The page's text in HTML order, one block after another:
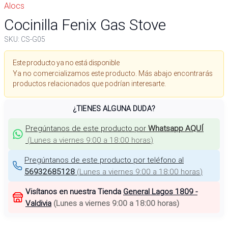
Alocs
Cocinilla Fenix Gas Stove
SKU: CS-G05
Este producto ya no está disponible
Ya no comercializamos este producto. Más abajo encontrarás
productos relacionados que podrían interesarte.
¿TIENES ALGUNA DUDA?
Pregúntanos de este producto por Whatsapp AQUÍ
(Lunes a viernes 9:00 a 18:00 horas)
Pregúntanos de este producto por teléfono al
56932685128 (Lunes a viernes 9:00 a 18:00 horas)
Visítanos en nuestra Tienda General Lagos 1809 -
Valdivia (Lunes a viernes 9:00 a 18:00 horas)